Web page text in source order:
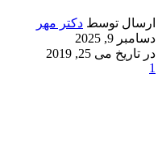
ارسال توسط دکتر مهر
دسامبر 9, 2025
در تاریخ می 25, 2019
1